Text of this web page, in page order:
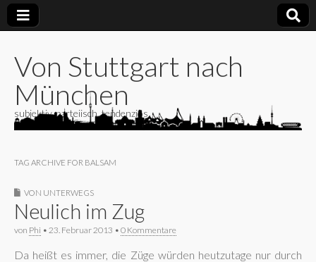
Von Stuttgart nach
München
subjektiv, parteiisch, tendenziös
TAG ARCHIVE FOR BALSAM
VON UNTERWEGS
Neulich im Zug
von Phi • 23. Februar 2013 • 0 Kommentare
Da heißt es immer, die Züge würden heutzutage nur durch